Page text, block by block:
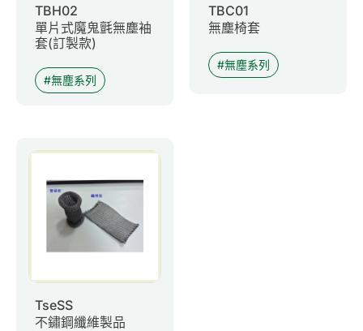
TBH02
單片式魔鬼氈無塵袖
套(訂製款)
無塵系列
TBC01
無塵椅套
無塵系列
TseSS
不鏽鋼纖維製品